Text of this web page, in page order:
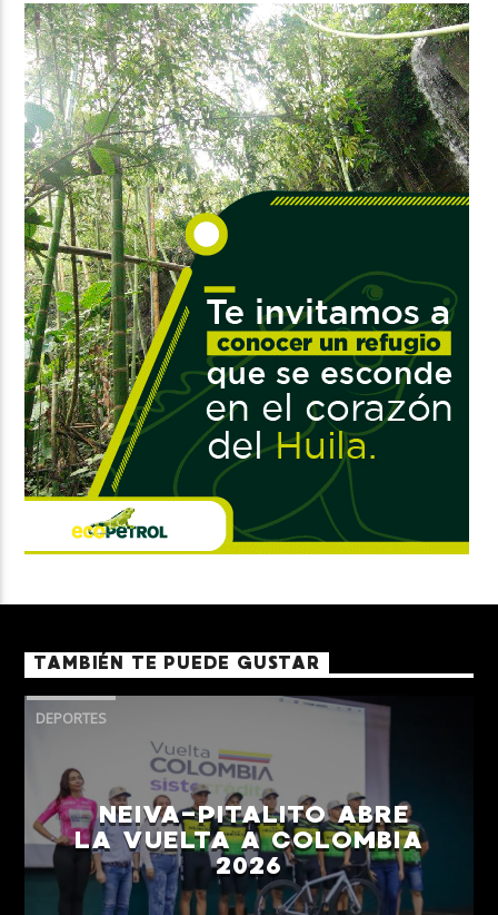
TAMBIÉN TE PUEDE GUSTAR
DEPORTES
NEIVA-PITALITO ABRE
LA VUELTA A COLOMBIA
2026